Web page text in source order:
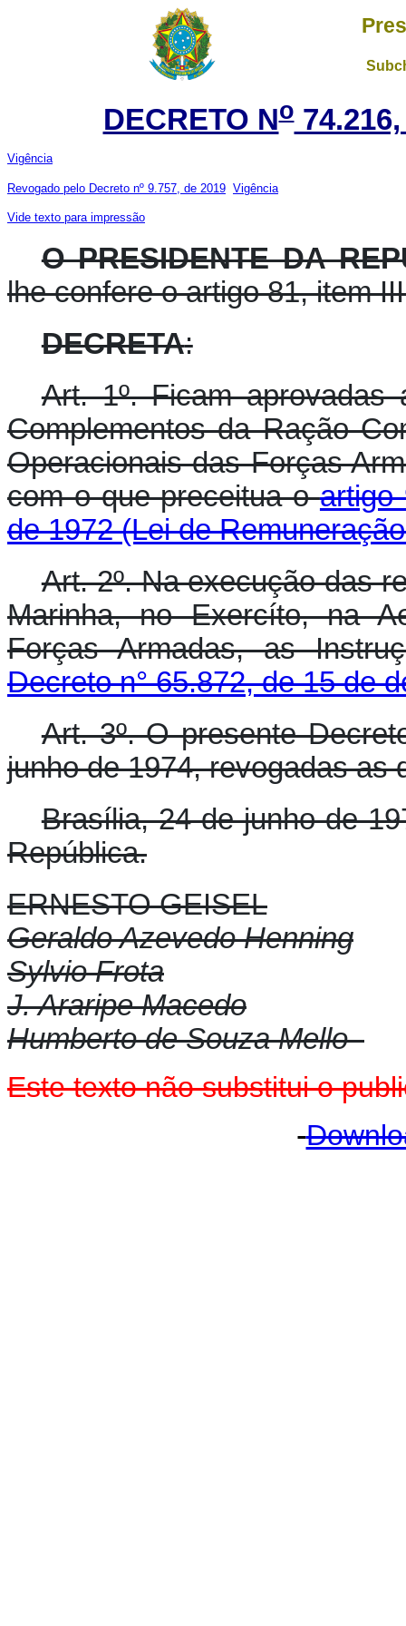
DECRETO No74.216,
Vigência
Revogado pelo Decreto nº 9.757, de 2019 Vigência
Vide texto para impressão
O PRESIDENTE DA
lhe confere o artigo 81, item
DECRETA:
Art. 1º. Ficam aprovadas
Complementos da Ração
Operacionais das Forças
com o que preceitua oartigo
de 1972 (Lei de
Art. 2º. Na execução das
Marinha, no Exercíto, na
Forças Armadas, as
Decreto n° 65.872, de 15 de
Art. 3º. O presente
junho de 1974, revogadas as
Brasília, 24 de junho de
República.
ERNESTO GEISEL
Geraldo Azevedo Henning
Sylvio Frota
J. Araripe Macedo
Humberto de Souza Mello
Este texto não substitui o